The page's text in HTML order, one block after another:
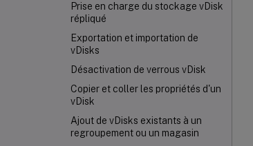
Prise en charge du stockage vDisk
répliqué
Exportation et importation de
vDisks
Désactivation de verrous vDisk
Copier et coller les propriétés d'un
vDisk
Ajout de vDisks existants à un
regroupement ou un magasin